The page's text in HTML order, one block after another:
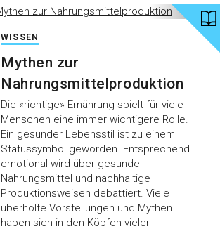
WISSEN
Mythen zur
Nahrungsmittelproduktion
Die «richtige» Ernährung spielt für viele
Menschen eine immer wichtigere Rolle.
Ein gesunder Lebensstil ist zu einem
Statussymbol geworden. Entsprechend
emotional wird über gesunde
Nahrungsmittel und nachhaltige
Produktionsweisen debattiert. Viele
überholte Vorstellungen und Mythen
haben sich in den Köpfen vieler